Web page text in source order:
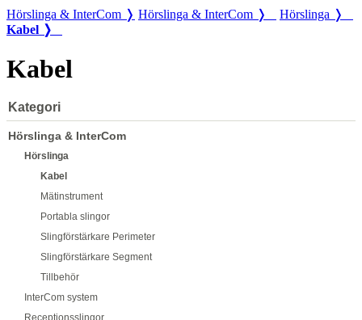
Hörslinga & InterCom ❭ Hörslinga & InterCom ❭
Hörslinga ❭
Kabel ❭
Kabel
Kategori
Hörslinga & InterCom
Hörslinga
Kabel
Mätinstrument
Portabla slingor
Slingförstärkare Perimeter
Slingförstärkare Segment
Tillbehör
InterCom system
Receptionsslingor